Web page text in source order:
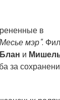
в
мэр".
и
за